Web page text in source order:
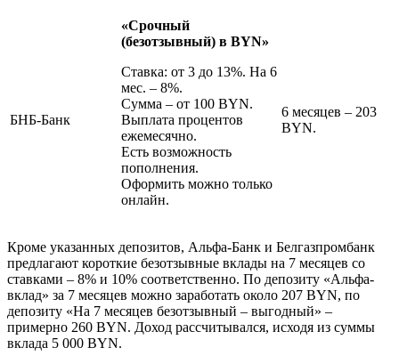
БНБ-Банк
«Срочный
(безотзывный) в BYN»
Ставка: от 3 до 13%. На 6
мес. – 8%.
Сумма – от 100 BYN.
Выплата процентов
ежемесячно.
Есть возможность
пополнения.
Оформить можно только
онлайн.
6 месяцев – 203
BYN.
Кроме указанных депозитов, Альфа-Банк и Белгазпромбанк
предлагают короткие безотзывные вклады на 7 месяцев со
ставками – 8% и 10% соответственно. По депозиту «Альфа-
вклад» за 7 месяцев можно заработать около 207 BYN, по
депозиту «На 7 месяцев безотзывный – выгодный» –
примерно 260 BYN. Доход рассчитывался, исходя из суммы
вклада 5 000 BYN.